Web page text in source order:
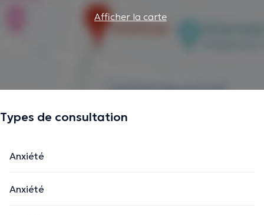
Afficher la carte
Types de consultation
Anxiété
Anxiété